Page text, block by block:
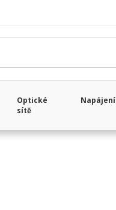
Optické
sítě
Napájení